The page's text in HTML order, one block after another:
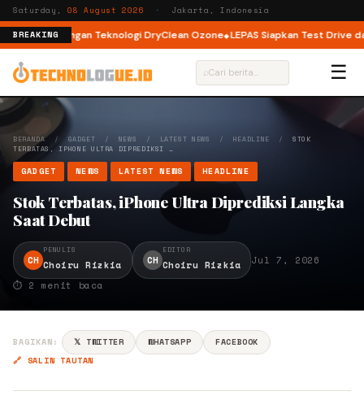
Saturday,08 August 2026 · Jakarta, Indonesia
BREAKING
Load dengan Teknologi DryClean Ozone LEPAS Siapkan Test Drive
⌕ ☰
BERANDA/ GADGET / NEWS / LATEST NEWS / HEADLINE /STOK
TERBATAS, IPHONE ULTRA DIPREDIKSI …
GADGET NEWS LATEST NEWS HEADLINE
Stok Terbatas, iPhone Ultra Diprediksi Langka
Saat Debut
CH
PENULIS
Choiru Rizkia CH
EDITOR
Choiru Rizkia
Jul 7, 2026
⏱ 2 menit baca
BAGIKAN: 𝕏 TWITTER WHATSAPP
FACEBOOK
🔗 SALIN TAUTAN